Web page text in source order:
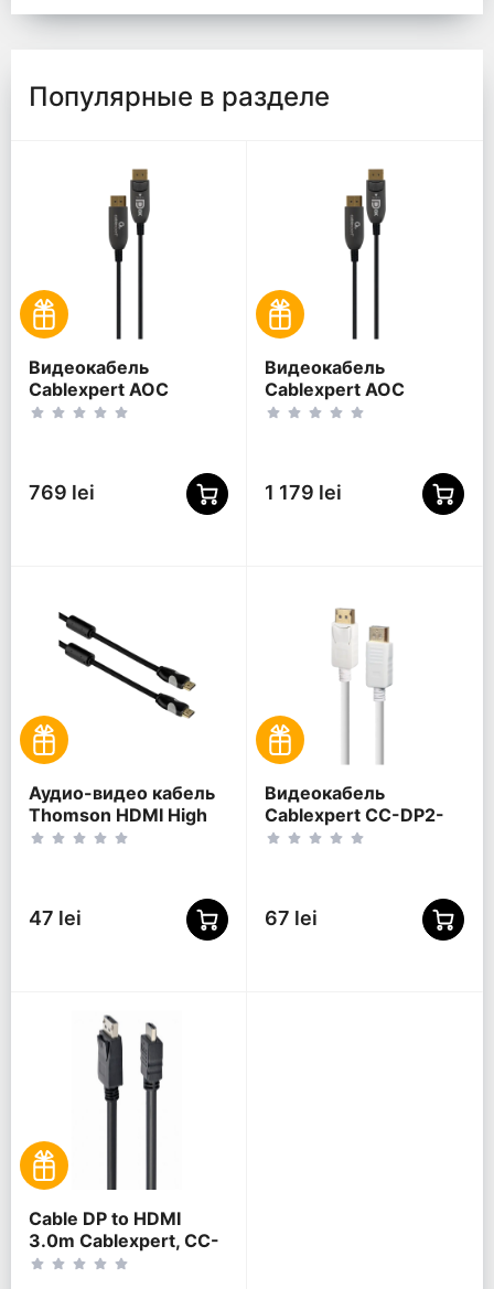
Популярные в разделе
Видеокабель
Cablexpert AOC
Premium Series,
769 lei
Видеокабель
Cablexpert AOC
Premium Series,
1 179 lei
Аудио-видео кабель
Thomson HDMI High
Speed, HDMI (M) -
47 lei
Видеокабель
Cablexpert CC-DP2-
6-W, DisplayPort (M) -
67 lei
Cable DP to HDMI
3.0m Cablexpert, CC-
DP-HDMI-3M